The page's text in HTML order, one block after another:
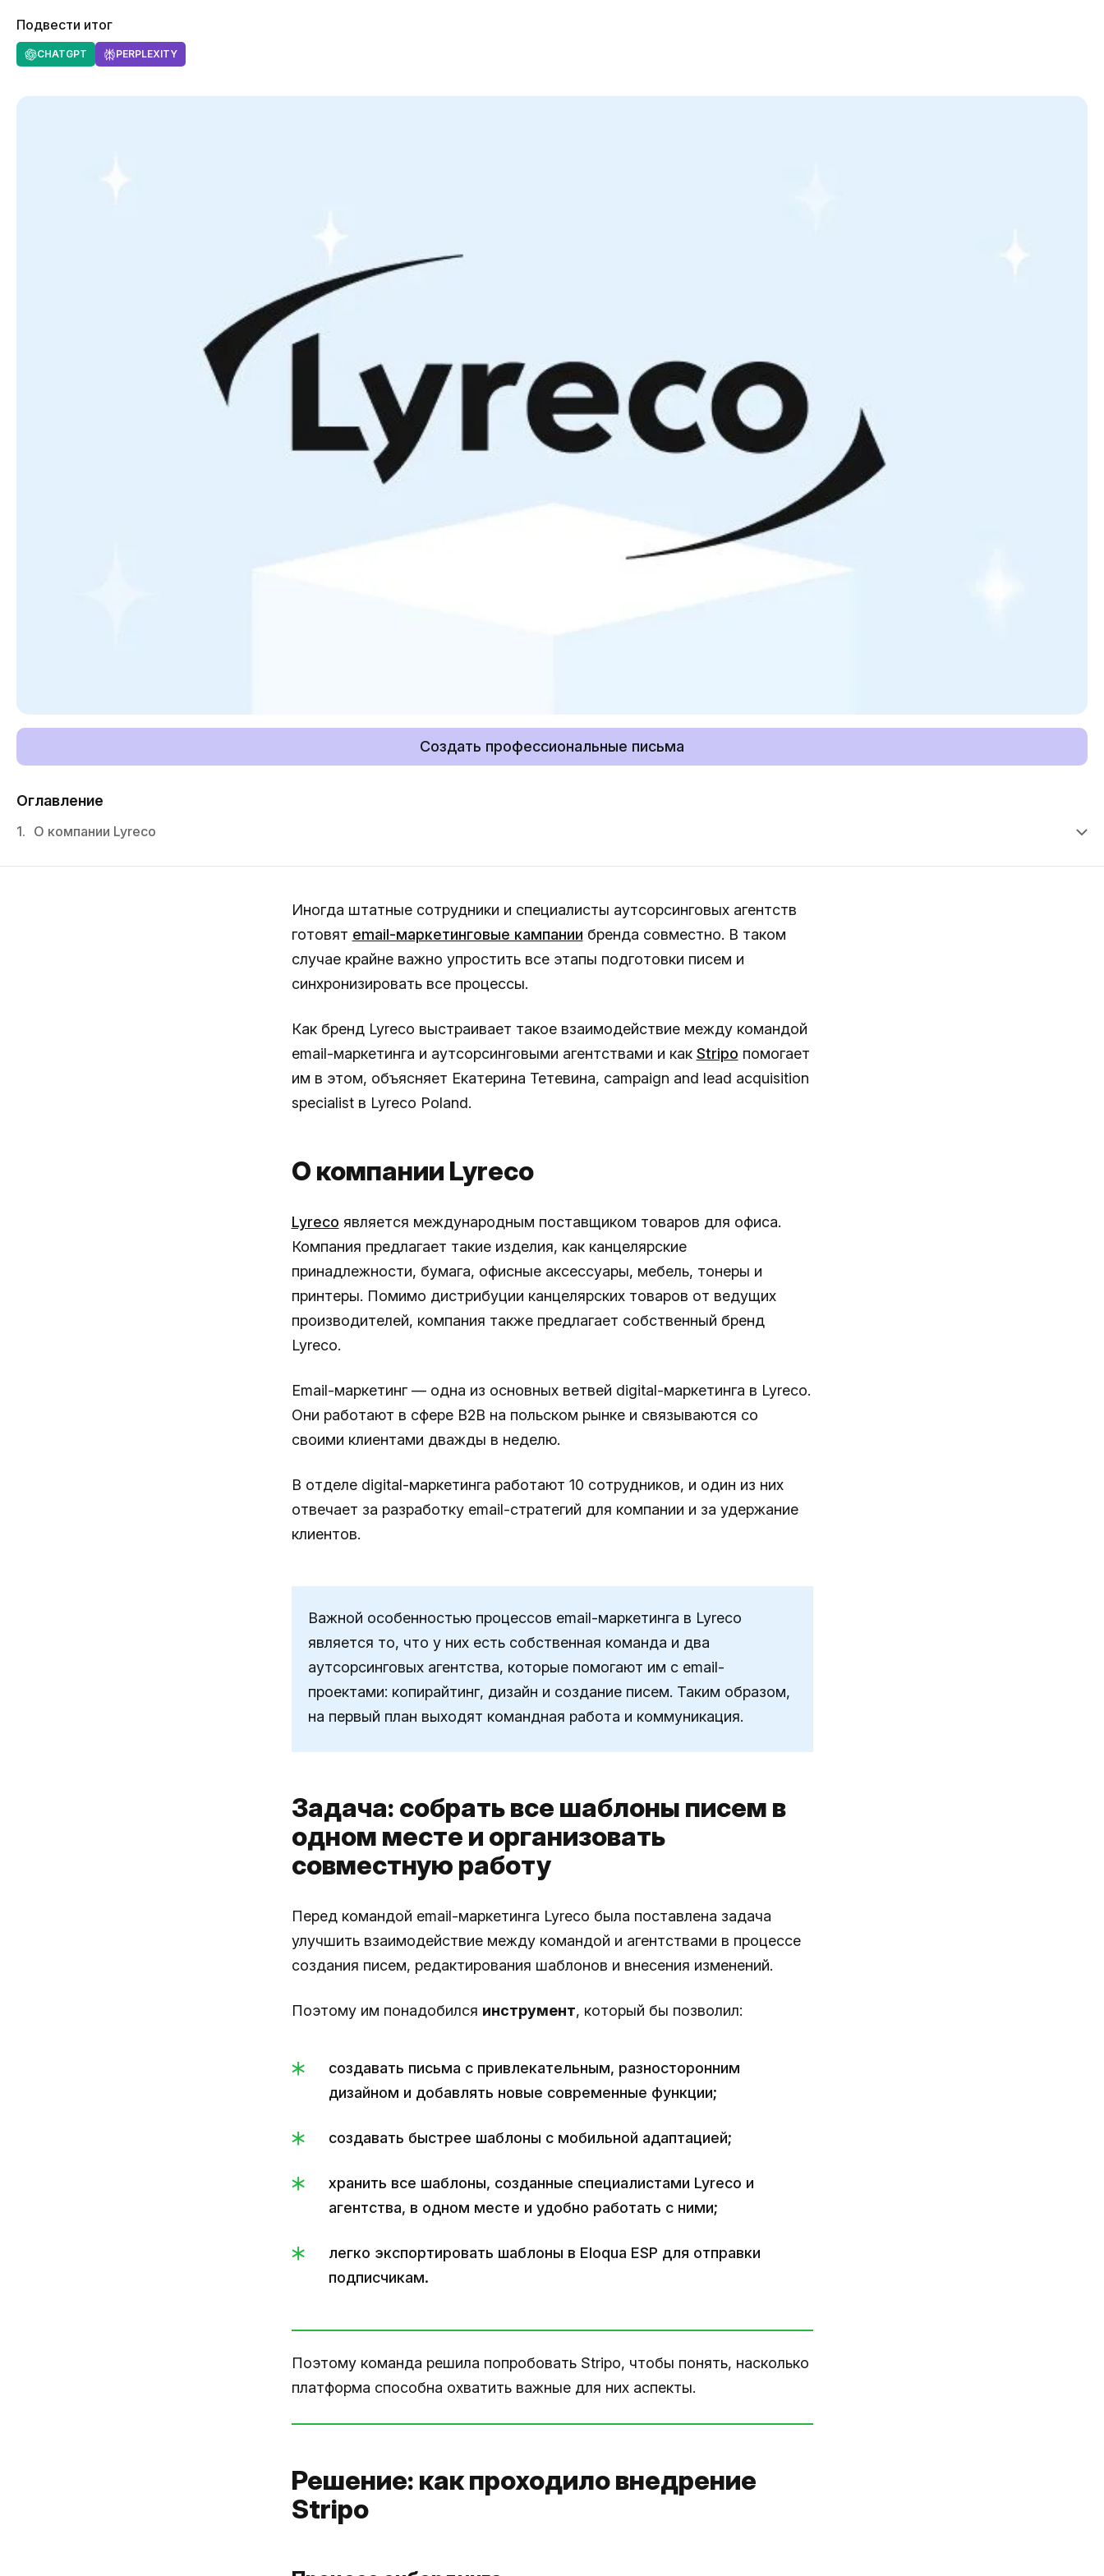
Подвести итог
CHATGPT PERPLEXITY
Создать профессиональные письма
Оглавление
1. О компании Lyreco
Иногда штатные сотрудники и специалисты аутсорсинговых агентств
готовят email-маркетинговые кампании бренда совместно. В таком
случае крайне важно упростить все этапы подготовки писем и
синхронизировать все процессы.
Как бренд Lyreco выстраивает такое взаимодействие между командой
email-маркетинга и аутсорсинговыми агентствами и как Stripo помогает
им в этом, объясняет Екатерина Тетевина, campaign and lead acquisition
specialist в Lyreco Poland.
О компании Lyreco
Lyreco является международным поставщиком товаров для офиса.
Компания предлагает такие изделия, как канцелярские
принадлежности, бумага, офисные аксессуары, мебель, тонеры и
принтеры. Помимо дистрибуции канцелярских товаров от ведущих
производителей, компания также предлагает собственный бренд
Lyreco.
Email-маркетинг — одна из основных ветвей digital-маркетинга в Lyreco.
Они работают в сфере B2B на польском рынке и связываются со
своими клиентами дважды в неделю.
В отделе digital-маркетинга работают 10 сотрудников, и один из них
отвечает за разработку email-стратегий для компании и за удержание
клиентов.
Важной особенностью процессов email-маркетинга в Lyreco
является то, что у них есть собственная команда и два
аутсорсинговых агентства, которые помогают им с email-
проектами: копирайтинг, дизайн и создание писем. Таким образом,
на первый план выходят командная работа и коммуникация.
Задача: собрать все шаблоны писем в
одном месте и организовать
совместную работу
Перед командой email-маркетинга Lyreco была поставлена задача
улучшить взаимодействие между командой и агентствами в процессе
создания писем, редактирования шаблонов и внесения изменений.
Поэтому им понадобился инструмент, который бы позволил:
создавать письма с привлекательным, разносторонним
дизайном и добавлять новые современные функции;
создавать быстрее шаблоны с мобильной адаптацией;
хранить все шаблоны, созданные специалистами Lyreсo и
агентства, в одном месте и удобно работать с ними;
легко экспортировать шаблоны в Eloqua ESP для отправки
подписчикам.
Поэтому команда решила попробовать Stripo, чтобы понять, насколько
платформа способна охватить важные для них аспекты.
Решение: как проходило внедрение
Stripo